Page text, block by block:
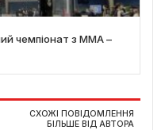
чемпіонат з ММА –
СХОЖІ ПОВІДОМЛЕННЯ
БІЛЬШЕ ВІД АВТОРА